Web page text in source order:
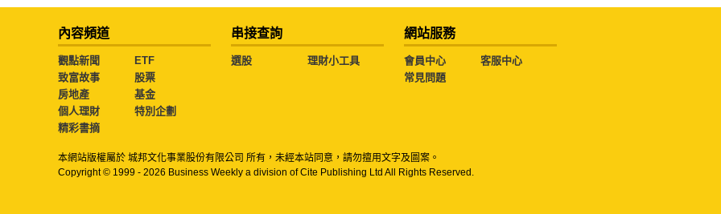
內容頻道
觀點新聞
ETF
致富故事
股票
房地產
基金
個人理財
特別企劃
精彩書摘
串接查詢
選股 理財小工具
網站服務
會員中心
客服中心
常見問題
本網站版權屬於 城邦文化事業股份有限公司 所有，未經本站同意，請勿擅用文字及圖案。
Copyright © 1999 - 2026 Business Weekly a division of Cite Publishing Ltd All Rights Reserved.